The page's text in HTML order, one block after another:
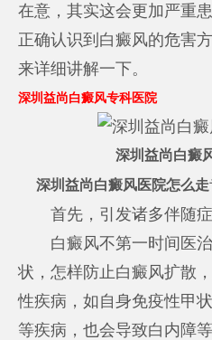
在意，其实这会更加严重
正确认识到白癜风的危害
来详细讲解一下。
深圳益尚白癜风专科医院
深圳益尚白癜
深圳益尚白癜风医院怎么走
首先，引发诸多伴随
白癜风不第一时间医治
状，怎样防止白癜风扩散
性疾病，如自身免疫性甲
等疾病，也会导致白内障